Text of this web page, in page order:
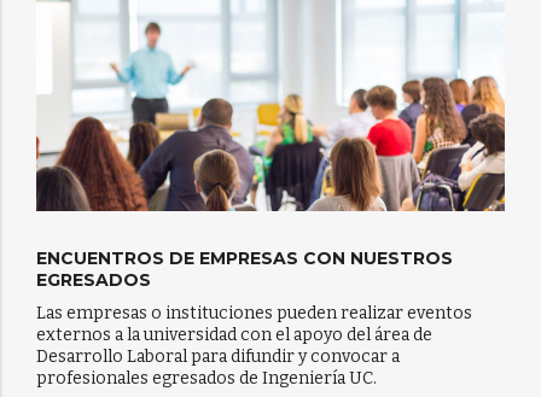
ENCUENTROS DE EMPRESAS CON NUESTROS
EGRESADOS
Las empresas o instituciones pueden realizar eventos
externos a la universidad con el apoyo del área de
Desarrollo Laboral para difundir y convocar a
profesionales egresados de Ingeniería UC.